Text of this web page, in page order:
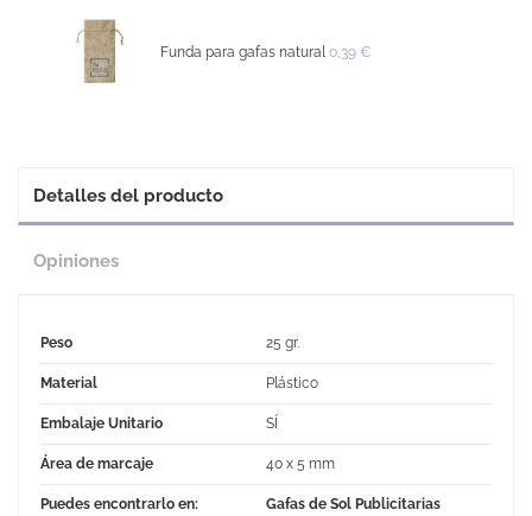
Funda para gafas natural 0,39 €
Detalles del producto
Opiniones
Peso 25 gr.
Material Plástico
Embalaje Unitario SÍ
Área de marcaje 40 x 5 mm
Puedes encontrarlo en: Gafas de Sol Publicitarias